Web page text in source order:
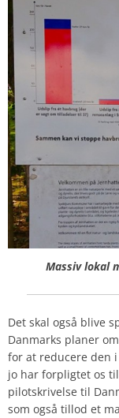
Massiv lokal
Det skal også blive
Danmarks planer
for at reducere den
jo har forpligtet os
pilotskrivelse til
som også tillod et